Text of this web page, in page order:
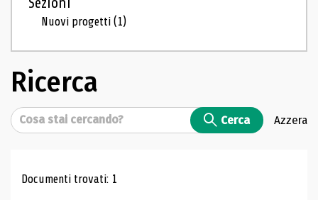
Nuovi progetti(1)
Ricerca
Cerca Cerca Azzera
Risultati di ricerca
Documenti trovati: 1